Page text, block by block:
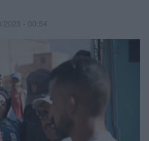
2023 - 00:54